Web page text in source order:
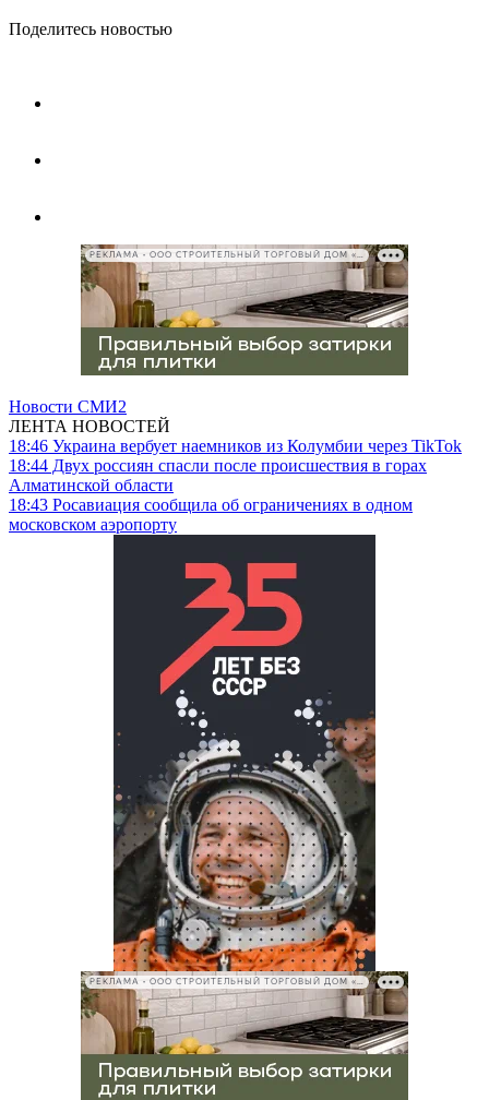
Поделитесь новостью
РЕКЛАМА • ООО СТРОИТЕЛЬНЫЙ ТОРГОВЫЙ ДОМ «ПЕТРОВИЧ», ИНН 7802348846
Новости СМИ2
ЛЕНТА НОВОСТЕЙ
18:46 Украина вербует наемников из Колумбии через TikTok
18:44 Двух россиян спасли после происшествия в горах
Алматинской области
18:43 Росавиация сообщила об ограничениях в одном
московском аэропорту
РЕКЛАМА • ООО СТРОИТЕЛЬНЫЙ ТОРГОВЫЙ ДОМ «ПЕТРОВИЧ», ИНН 7802348846